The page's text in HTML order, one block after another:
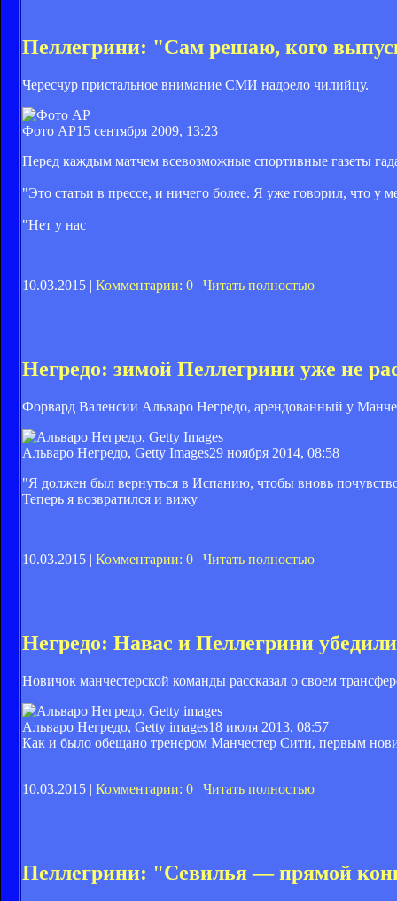
Пеллегрини: "Сам решаю, кого
Чересчур пристальное внимание СМИ надоело чилийцу.
Фото AP15 сентября 2009, 13:23
Перед каждым матчем всевозможные спортивные газеты
"Это статьи в прессе, и ничего более. Я уже говорил, что у
"Нет у нас
10.03.2015 | Комментарии: 0 | Читать полностью
Негредо: зимой Пеллегрини уже не
Форвард Валенсии Альваро Негредо, арендованный у
Альваро Негредо, Getty Images29 ноября 2014, 08:58
"Я должен был вернуться в Испанию, чтобы вновь
Теперь я возвратился и вижу
10.03.2015 | Комментарии: 0 | Читать полностью
Негредо: Навас и Пеллегрини
Новичок манчестерской команды рассказал о своем
Альваро Негредо, Getty images18 июля 2013, 08:57
Как и было обещано тренером Манчестер Сити, первым
10.03.2015 | Комментарии: 0 | Читать полностью
Пеллегрини: "Севилья — прямой